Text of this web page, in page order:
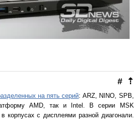
⇡
#
на пять серий: ARZ, NINO, SPB,
AMD, так и Intel. В серии MSK
корпусах с дисплеями разной диагонали.